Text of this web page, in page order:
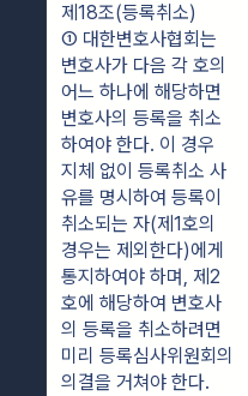
제18조(등록취소)
① 대한변호사협회는
변호사가 다음 각 호의
어느 하나에 해당하면
변호사의 등록을 취소
하여야 한다. 이 경우
지체 없이 등록취소 사
유를 명시하여 등록이
취소되는 자(제1호의
경우는 제외한다)에게
통지하여야 하며, 제2
호에 해당하여 변호사
의 등록을 취소하려면
미리 등록심사위원회의
의결을 거쳐야 한다.